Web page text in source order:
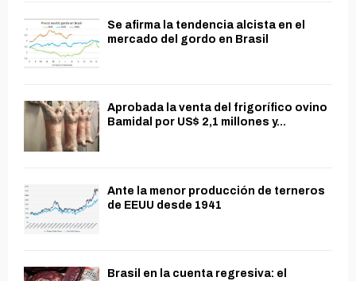
Se afirma la tendencia alcista en el
mercado del gordo en Brasil
Aprobada la venta del frigorífico ovino
Bamidal por US$ 2,1 millones y...
Ante la menor producción de terneros
de EEUU desde 1941
Brasil en la cuenta regresiva: el